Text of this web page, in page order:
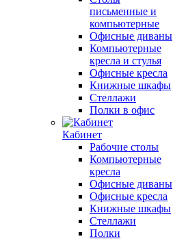
письменные и
компьютерные
Офисные диваны
Компьютерные
кресла и стулья
Офисные кресла
Книжные шкафы
Стеллажи
Полки в офис
Кабинет
Рабочие столы
Компьютерные
кресла
Офисные диваны
Офисные кресла
Книжные шкафы
Стеллажи
Полки